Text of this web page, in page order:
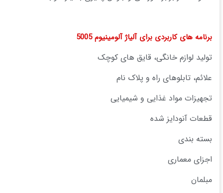
برنامه های کاربردی برای آلیاژ آلومینیوم 5005
تولید لوازم خانگی، قایق های کوچک
علائم، تابلوهای راه و پلاک نام
تجهیزات مواد غذایی و شیمیایی
قطعات آنودایز شده
بسته بندی
اجزای معماری
مبلمان